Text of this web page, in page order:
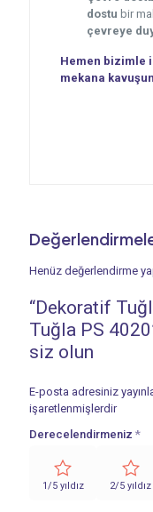
dostu bir
çevreye
Hemen bizimle
mekana
Henüz değerlendirme
“Dekoratif
Tuğla PS
siz olun
E-posta adresiniz
işaretlenmişlerdir
Derecelendirmeniz *
1/5 yıldız 2/5 yıldız